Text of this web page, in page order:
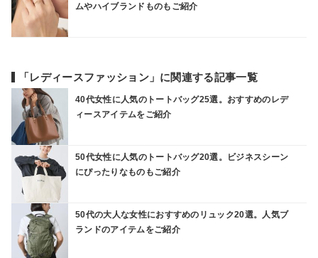
ムやハイブランドものもご紹介
「レディースファッション」に関連する記事一覧
40代女性に人気のトートバッグ25選。おすすめのレデ
ィースアイテムをご紹介
50代女性に人気のトートバッグ20選。ビジネスシーン
にぴったりなものもご紹介
50代の大人な女性におすすめのリュック20選。人気ブ
ランドのアイテムをご紹介